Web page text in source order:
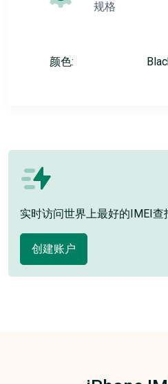
规格
颜色:
实时访问世界上最好的IMEI查
创建账户